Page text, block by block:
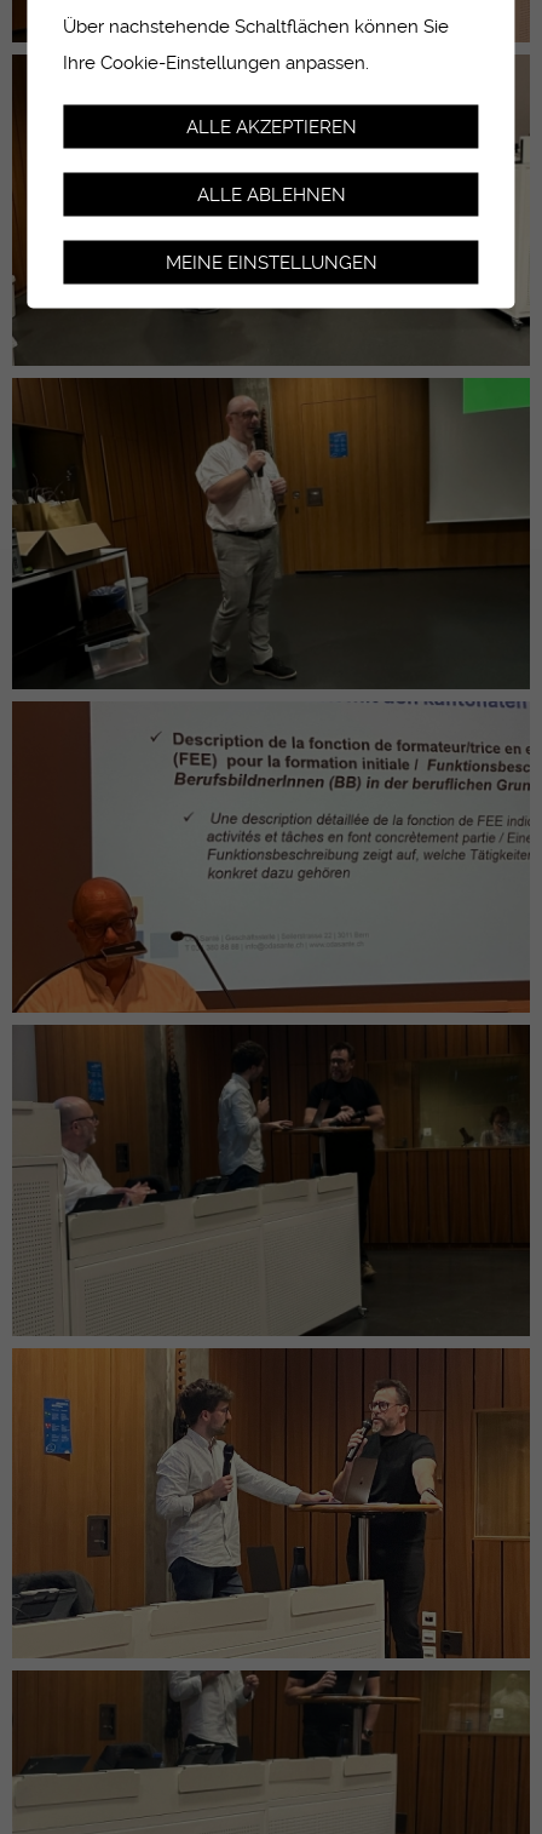
Über nachstehende Schaltflächen können Sie
Ihre Cookie-Einstellungen anpassen.
ALLE AKZEPTIEREN
ALLE ABLEHNEN
MEINE EINSTELLUNGEN